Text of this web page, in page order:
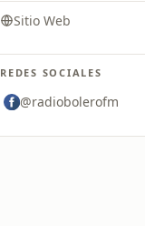
Sitio Web
REDES SOCIALES
@radiobolerofm